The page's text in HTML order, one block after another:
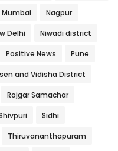
Mumbai Nagpur
Delhi Niwadi district
Positive News Pune
and Vidisha District
Rojgar Samachar
Sidhi
Thiruvananthapuram